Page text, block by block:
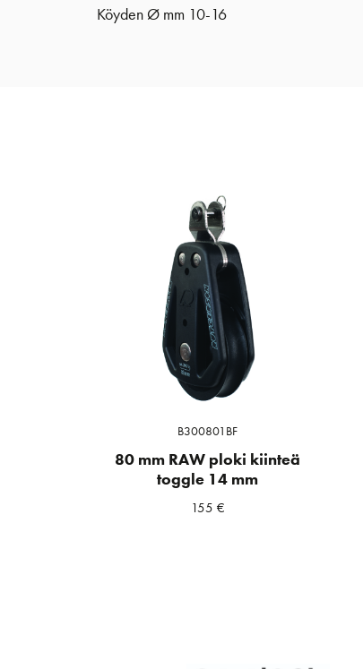
Köyden Ø mm 10-16
B300801BF
80 mm RAW ploki kiinteä
toggle 14 mm
155 €